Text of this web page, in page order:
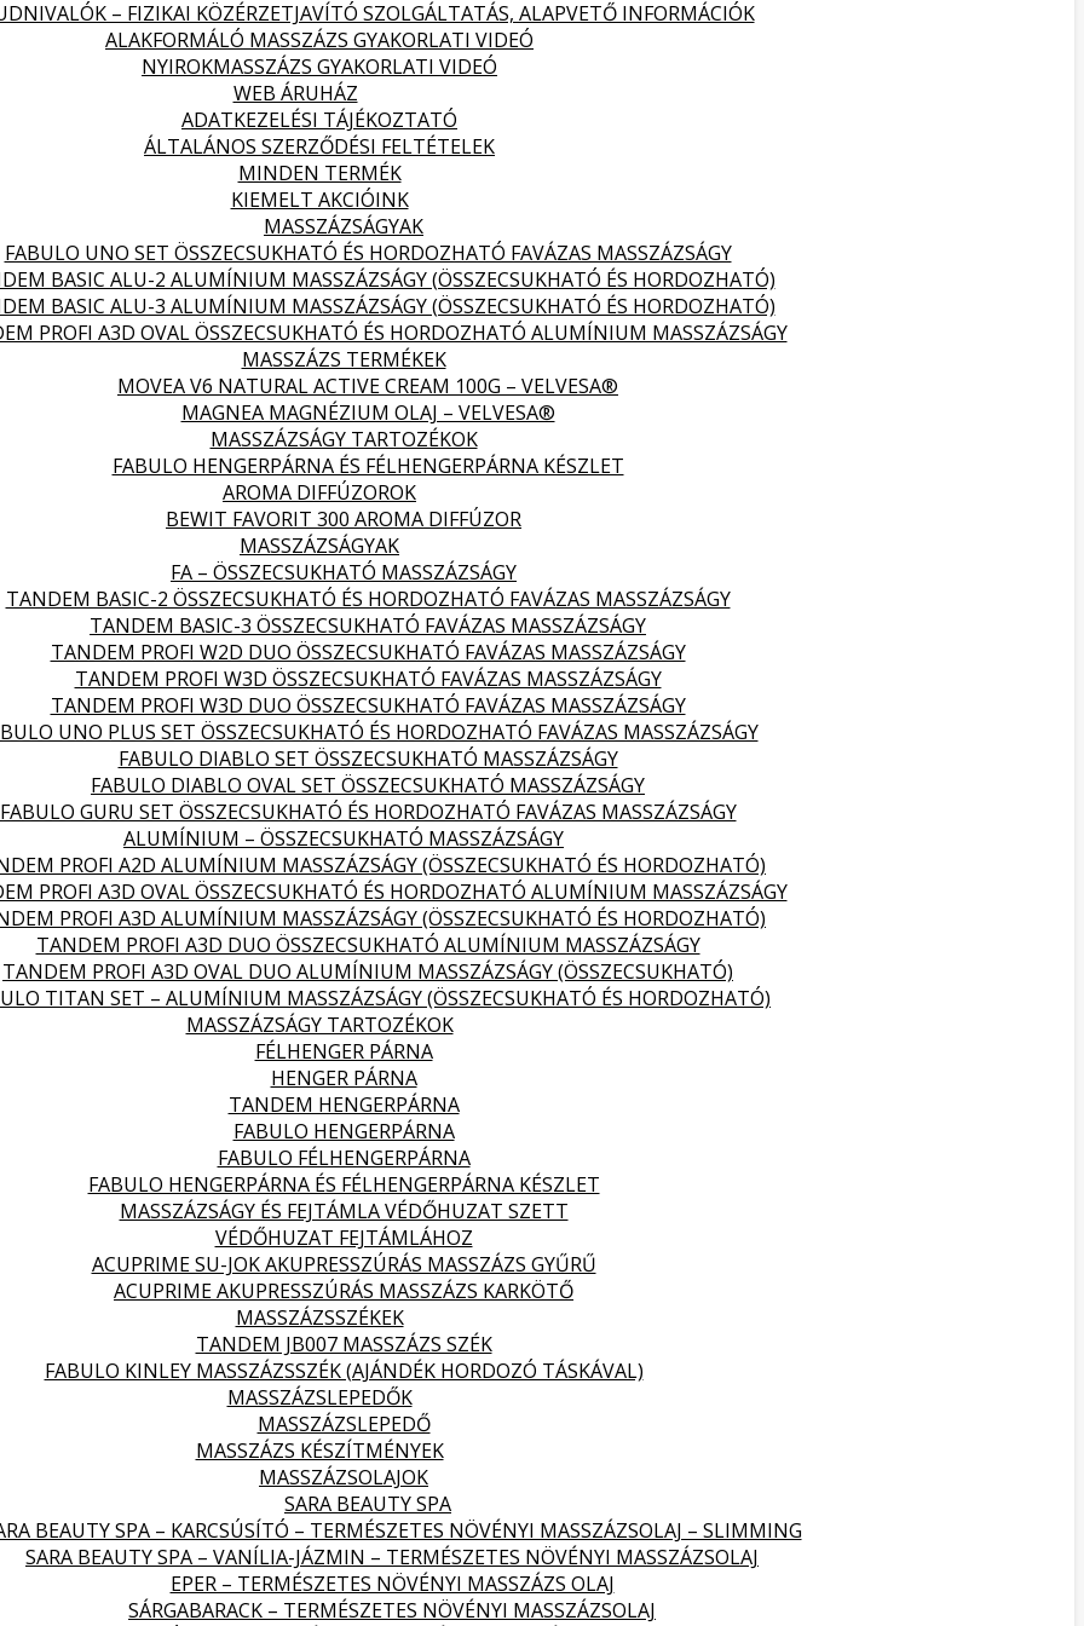
– FIZIKAI KÖZÉRZETJAVÍTÓ SZOLGÁLTATÁS, ALAPVETŐ INFORMÁCIÓK
ALAKFORMÁLÓ MASSZÁZS GYAKORLATI VIDEÓ
NYIROKMASSZÁZS GYAKORLATI VIDEÓ
WEB ÁRUHÁZ
ADATKEZELÉSI TÁJÉKOZTATÓ
ÁLTALÁNOS SZERZŐDÉSI FELTÉTELEK
MINDEN TERMÉK
KIEMELT AKCIÓINK
MASSZÁZSÁGYAK
FABULO UNO SET ÖSSZECSUKHATÓ ÉS HORDOZHATÓ FAVÁZAS MASSZÁZSÁGY
BASIC ALU-2 ALUMÍNIUM MASSZÁZSÁGY (ÖSSZECSUKHATÓ ÉS HORDOZHATÓ)
BASIC ALU-3 ALUMÍNIUM MASSZÁZSÁGY (ÖSSZECSUKHATÓ ÉS HORDOZHATÓ)
PROFI A3D OVAL ÖSSZECSUKHATÓ ÉS HORDOZHATÓ ALUMÍNIUM MASSZÁZSÁGY
MASSZÁZS TERMÉKEK
MOVEA V6 NATURAL ACTIVE CREAM 100G – VELVESA®
MAGNEA MAGNÉZIUM OLAJ – VELVESA®
MASSZÁZSÁGY TARTOZÉKOK
FABULO HENGERPÁRNA ÉS FÉLHENGERPÁRNA KÉSZLET
AROMA DIFFÚZOROK
BEWIT FAVORIT 300 AROMA DIFFÚZOR
MASSZÁZSÁGYAK
FA – ÖSSZECSUKHATÓ MASSZÁZSÁGY
TANDEM BASIC-2 ÖSSZECSUKHATÓ ÉS HORDOZHATÓ FAVÁZAS MASSZÁZSÁGY
TANDEM BASIC-3 ÖSSZECSUKHATÓ FAVÁZAS MASSZÁZSÁGY
TANDEM PROFI W2D DUO ÖSSZECSUKHATÓ FAVÁZAS MASSZÁZSÁGY
TANDEM PROFI W3D ÖSSZECSUKHATÓ FAVÁZAS MASSZÁZSÁGY
TANDEM PROFI W3D DUO ÖSSZECSUKHATÓ FAVÁZAS MASSZÁZSÁGY
UNO PLUS SET ÖSSZECSUKHATÓ ÉS HORDOZHATÓ FAVÁZAS MASSZÁZSÁGY
FABULO DIABLO SET ÖSSZECSUKHATÓ MASSZÁZSÁGY
FABULO DIABLO OVAL SET ÖSSZECSUKHATÓ MASSZÁZSÁGY
FABULO GURU SET ÖSSZECSUKHATÓ ÉS HORDOZHATÓ FAVÁZAS MASSZÁZSÁGY
ALUMÍNIUM – ÖSSZECSUKHATÓ MASSZÁZSÁGY
PROFI A2D ALUMÍNIUM MASSZÁZSÁGY (ÖSSZECSUKHATÓ ÉS HORDOZHATÓ)
PROFI A3D OVAL ÖSSZECSUKHATÓ ÉS HORDOZHATÓ ALUMÍNIUM MASSZÁZSÁGY
PROFI A3D ALUMÍNIUM MASSZÁZSÁGY (ÖSSZECSUKHATÓ ÉS HORDOZHATÓ)
TANDEM PROFI A3D DUO ÖSSZECSUKHATÓ ALUMÍNIUM MASSZÁZSÁGY
TANDEM PROFI A3D OVAL DUO ALUMÍNIUM MASSZÁZSÁGY (ÖSSZECSUKHATÓ)
TITAN SET – ALUMÍNIUM MASSZÁZSÁGY (ÖSSZECSUKHATÓ ÉS HORDOZHATÓ)
MASSZÁZSÁGY TARTOZÉKOK
FÉLHENGER PÁRNA
HENGER PÁRNA
TANDEM HENGERPÁRNA
FABULO HENGERPÁRNA
FABULO FÉLHENGERPÁRNA
FABULO HENGERPÁRNA ÉS FÉLHENGERPÁRNA KÉSZLET
MASSZÁZSÁGY ÉS FEJTÁMLA VÉDŐHUZAT SZETT
VÉDŐHUZAT FEJTÁMLÁHOZ
ACUPRIME SU-JOK AKUPRESSZÚRÁS MASSZÁZS GYŰRŰ
ACUPRIME AKUPRESSZÚRÁS MASSZÁZS KARKÖTŐ
MASSZÁZSSZÉKEK
TANDEM JB007 MASSZÁZS SZÉK
FABULO KINLEY MASSZÁZSSZÉK (AJÁNDÉK HORDOZÓ TÁSKÁVAL)
MASSZÁZSLEPEDŐK
MASSZÁZSLEPEDŐ
MASSZÁZS KÉSZÍTMÉNYEK
MASSZÁZSOLAJOK
SARA BEAUTY SPA
BEAUTY SPA – KARCSÚSÍTÓ – TERMÉSZETES NÖVÉNYI MASSZÁZSOLAJ – SLIMMING
SARA BEAUTY SPA – VANÍLIA-JÁZMIN – TERMÉSZETES NÖVÉNYI MASSZÁZSOLAJ
EPER – TERMÉSZETES NÖVÉNYI MASSZÁZS OLAJ
SÁRGABARACK – TERMÉSZETES NÖVÉNYI MASSZÁZSOLAJ